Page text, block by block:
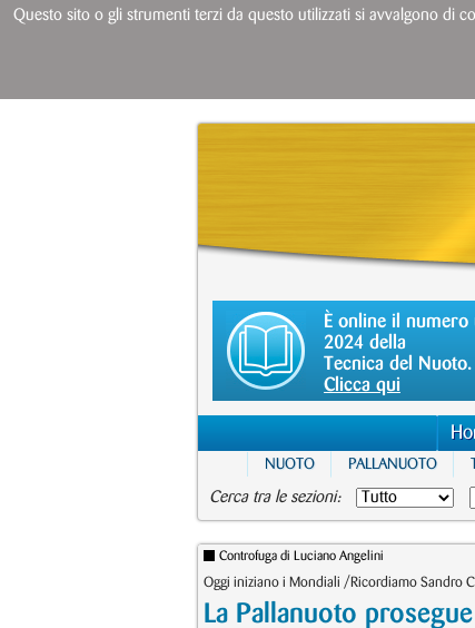
È online il numero
2024 della
Tecnica del Nuoto.
Clicca qui
NUOTO PALLANUOTO
Cerca tra le sezioni:
Controfuga di Luciano Angelini
Oggi iniziano i Mondiali /Ricordiamo Sandro
La Pallanuoto
Questo sito o gli strumenti terzi da questo utilizzati si avvalgono di